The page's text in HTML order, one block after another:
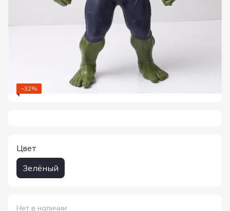
−32%
Цвет
Зелёный
Нет в наличии